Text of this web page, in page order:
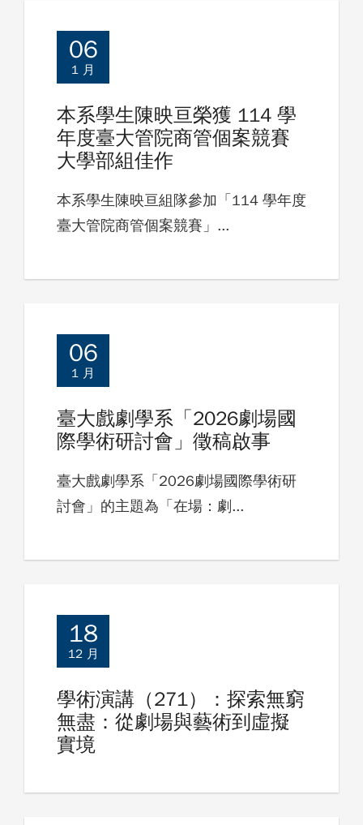
06
1 月
本系學生陳映亘榮獲 114 學
年度臺大管院商管個案競賽
大學部組佳作
本系學生陳映亘組隊參加「114 學年度
臺大管院商管個案競賽」...
06
1 月
臺大戲劇學系「2026劇場國
際學術研討會」徵稿啟事
臺大戲劇學系「2026劇場國際學術研
討會」的主題為「在場：劇...
18
12 月
學術演講（271）：探索無窮
無盡：從劇場與藝術到虛擬
實境